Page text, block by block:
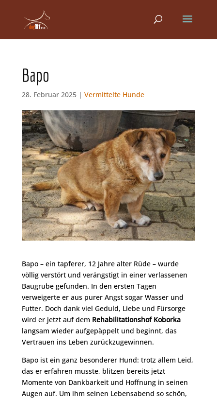
Bapo
28. Februar 2025 | Vermittelte Hunde
Bapo – ein tapferer, 12 Jahre alter Rüde – wurde
völlig verstört und verängstigt in einer verlassenen
Baugrube gefunden. In den ersten Tagen
verweigerte er aus purer Angst sogar Wasser und
Futter. Doch dank viel Geduld, Liebe und Fürsorge
wird er jetzt auf dem Rehabilitationshof Koborka
langsam wieder aufgepäppelt und beginnt, das
Vertrauen ins Leben zurückzugewinnen.
Bapo ist ein ganz besonderer Hund: trotz allem Leid,
das er erfahren musste, blitzen bereits jetzt
Momente von Dankbarkeit und Hoffnung in seinen
Augen auf. Um ihm seinen Lebensabend so schön,